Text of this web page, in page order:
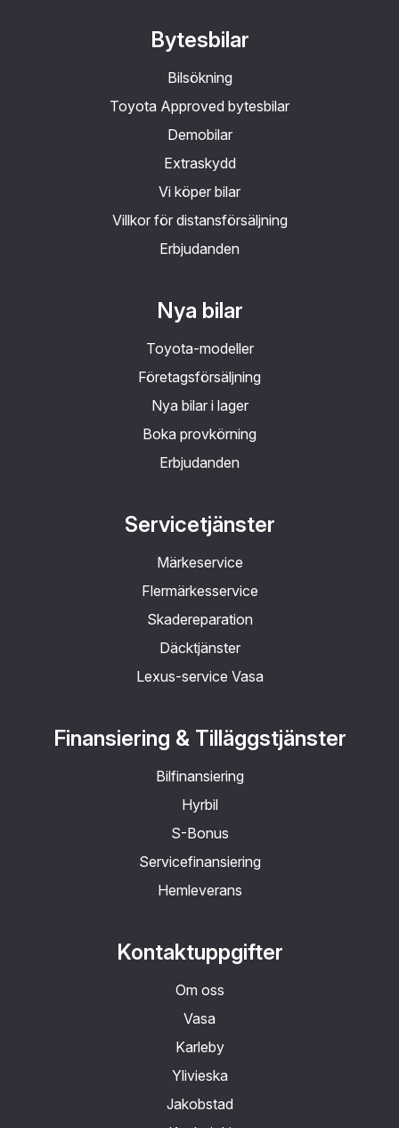
Bytesbilar
Bilsökning
Toyota Approved bytesbilar
Demobilar
Extraskydd
Vi köper bilar
Villkor för distansförsäljning
Erbjudanden
Nya bilar
Toyota-modeller
Företagsförsäljning
Nya bilar i lager
Boka provkörning
Erbjudanden
Servicetjänster
Märkeservice
Flermärkesservice
Skadereparation
Däcktjänster
Lexus-service Vasa
Finansiering & Tilläggstjänster
Bilfinansiering
Hyrbil
S-Bonus
Servicefinansiering
Hemleverans
Kontaktuppgifter
Om oss
Vasa
Karleby
Ylivieska
Jakobstad